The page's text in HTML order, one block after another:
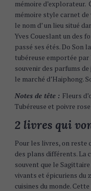
mémoire d’explorateur.
mémoire style carnet
le nom d’ un lieu situé
Yves Coueslant un des
passé ses étés. Do Son
tubéreuse emportée par
souvenir des parfums
le marché d’Haiphong.
Notes de tête : Fleurs
Tubéreuse et poivre
2 livres qui
Pour les livres, on reste
des plans différents. La
souvent que le
vivants et épicuriens du
cuisines du monde.